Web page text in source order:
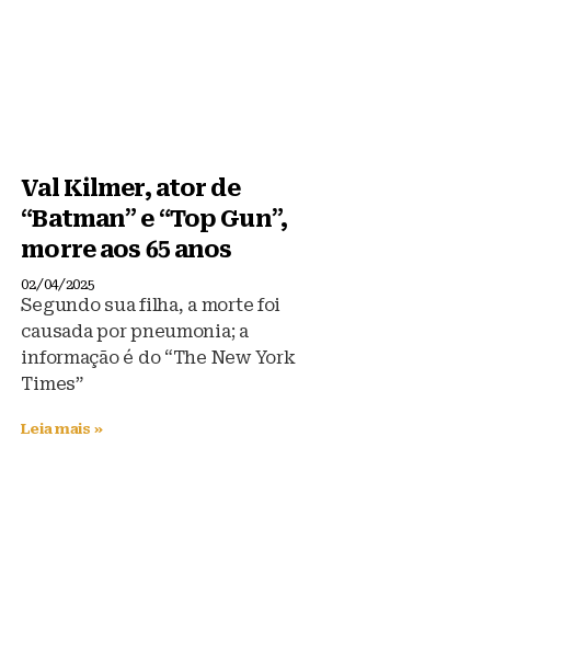
Val Kilmer, ator de
“Batman” e “Top Gun”,
morre aos 65 anos
02/04/2025
Segundo sua filha, a morte foi
causada por pneumonia; a
informação é do “The New York
Times”
Leia mais »